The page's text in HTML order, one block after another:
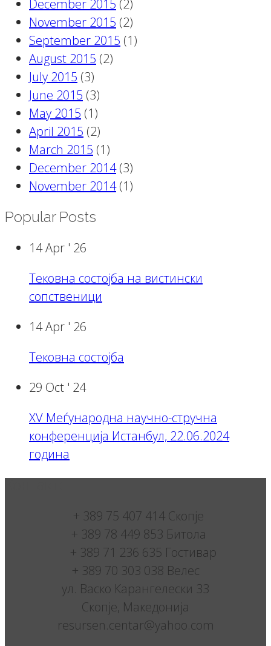
December 2015 (2)
November 2015 (2)
September 2015 (1)
August 2015 (2)
July 2015 (3)
June 2015 (3)
May 2015 (1)
April 2015 (2)
March 2015 (1)
December 2014(3)
November 2014(1)
Popular Posts
14 Apr ' 26
Тековна состојба на вистински
сопственици
14 Apr ' 26
Тековна состојба
29 Oct ' 24
XV Меѓународна научно-стручна
конференција Истанбул, 22.06.2024
година
+ 389 75 407 414 Скопје
+ 389 78 449 853 Битола
+ 389 71 236 635 Гостивар
+ 389 70 303 038 Велес
ул. Васко Карангелески 33
Скопје, Македонија
resursen.centar@yahoo.com